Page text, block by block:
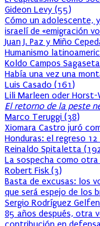
Gideon Levy (55)
Cómo un adolescente,
israelí de «emigración
Juan J. Paz y Miño
Humanismo
Koldo Campos Sagaseta
Había una vez una
Luis Casado (161)
Lili Marleen oder Horst-
El retorno de la peste
Marco Teruggi (38)
Xiomara Castro juró
Honduras: el regreso 12
Reinaldo Spitaletta (
La sospecha como
Robert Fisk (3)
Basta de excusas: los
que será espejo de los
Sergio Rodríguez
85 años después, otra